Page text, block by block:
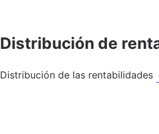
Distribución de
Distribución de las rentabilidades